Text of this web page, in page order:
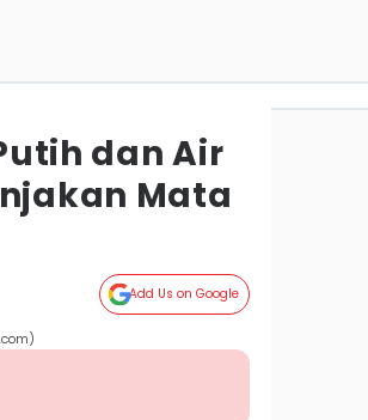
dan Air
Mata
Add Us on Google